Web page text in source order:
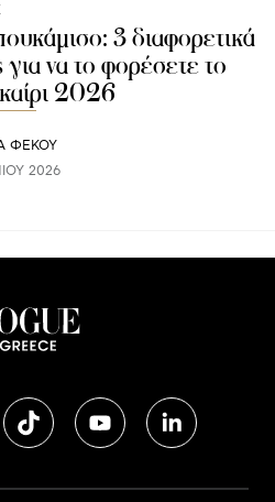
3 διαφορετικά
να το φορέσετε το
2026
ΦΕΚΟΥ
2026